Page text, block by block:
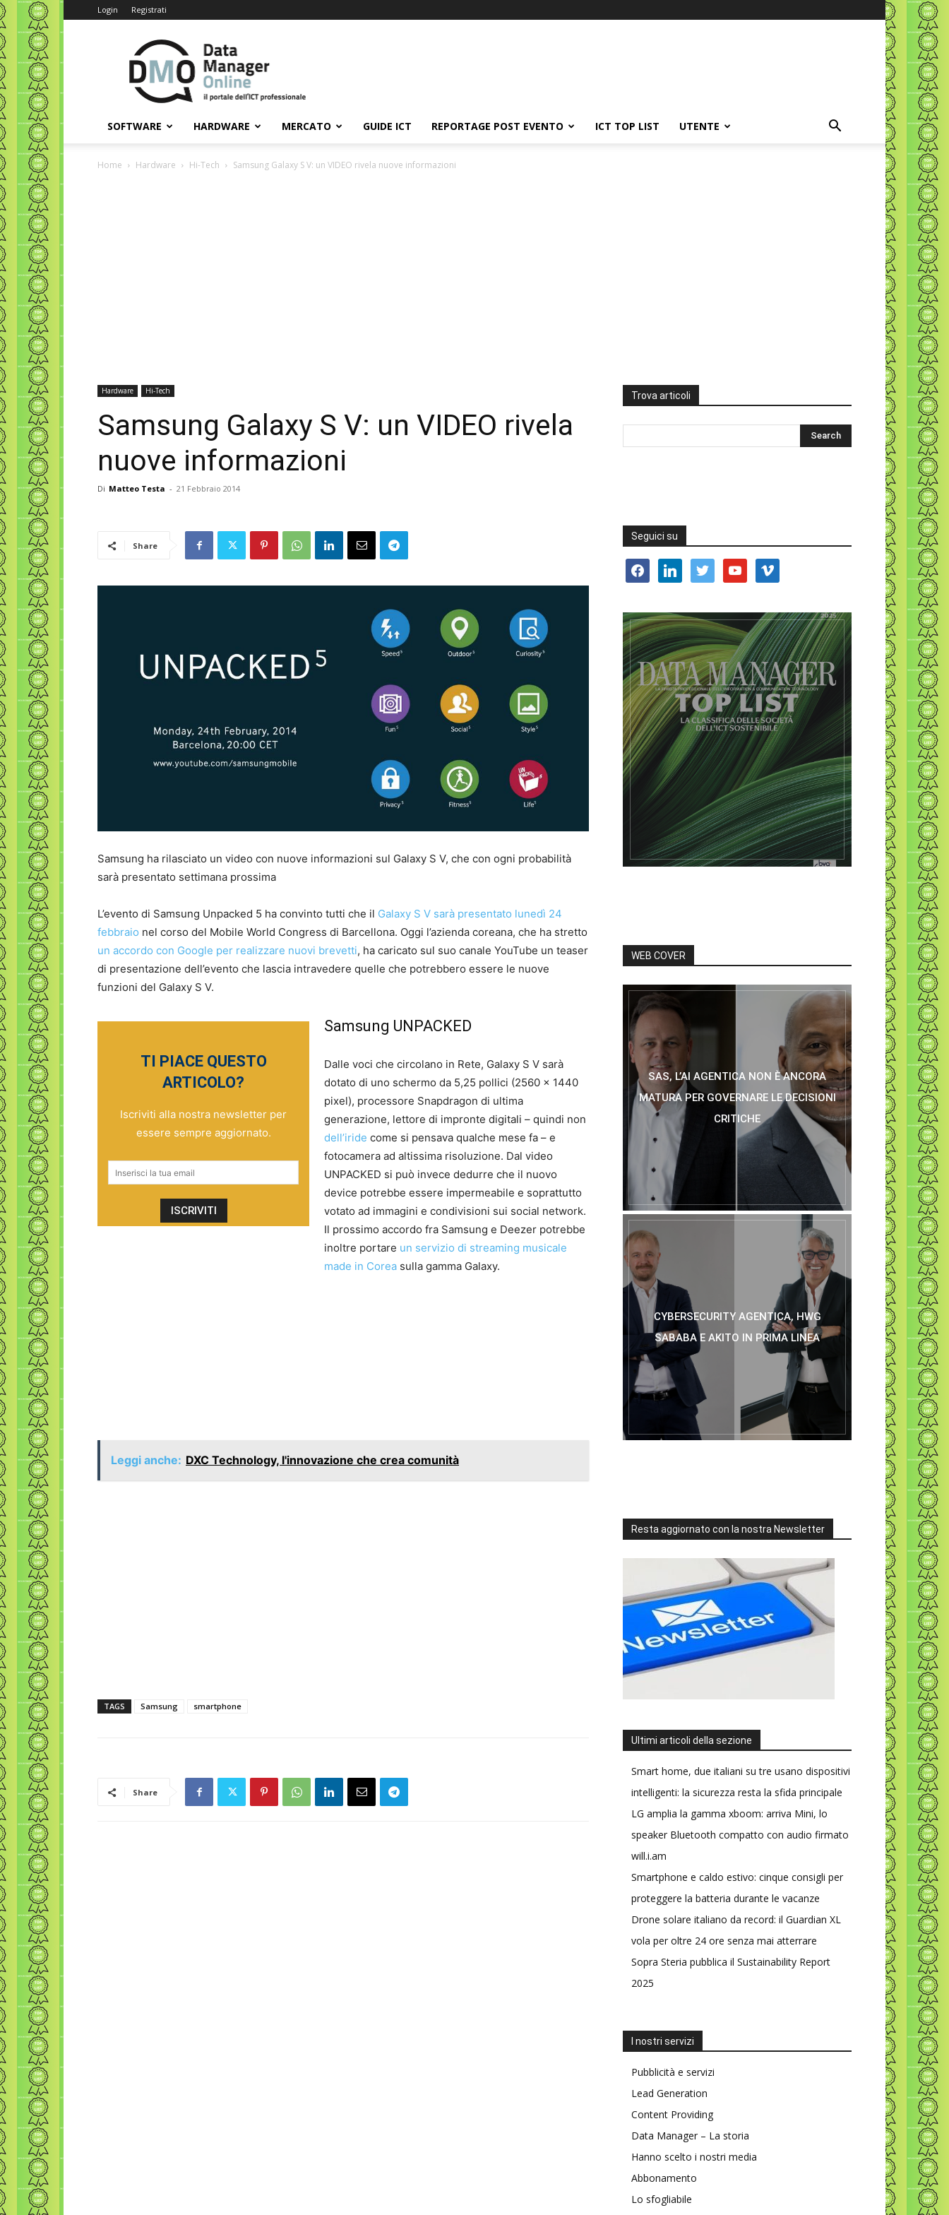
Login Registrati
Data
Manager
Online
SOFTWARE HARDWARE MERCATO GUIDE ICT REPORTAGE POST EVENTO ICT TOP LIST UTENTE
Home Hardware Hi-Tech Samsung Galaxy S V: un VIDEO rivela nuove informazioni
Hardware Hi-Tech
Samsung Galaxy S V: un VIDEO rivela
nuove informazioni
Di Matteo Testa - 21 Febbraio 2014
Share
Samsung ha rilasciato un video con nuove informazioni sul Galaxy S V, che con ogni probabilità
sarà presentato settimana prossima
L’evento di Samsung Unpacked 5 ha convinto tutti che il Galaxy S V sarà presentato lunedì 24
febbraio nel corso del Mobile World Congress di Barcellona. Oggi l’azienda coreana, che ha stretto
un accordo con Google per realizzare nuovi brevetti, ha caricato sul suo canale YouTube un teaser
di presentazione dell’evento che lascia intravedere quelle che potrebbero essere le nuove
funzioni del Galaxy S V.
TI PIACE QUESTO
ARTICOLO?
Iscriviti alla nostra newsletter per
essere sempre aggiornato.
Samsung UNPACKED
Dalle voci che circolano in Rete, Galaxy S V sarà
dotato di uno schermo da 5,25 pollici (2560 x 1440
pixel), processore Snapdragon di ultima
generazione, lettore di impronte digitali – quindi non
dell’iride come si pensava qualche mese fa – e
fotocamera ad altissima risoluzione. Dal video
UNPACKED si può invece dedurre che il nuovo
device potrebbe essere impermeabile e soprattutto
votato ad immagini e condivisioni sui social network.
Il prossimo accordo fra Samsung e Deezer potrebbe
inoltre portare un servizio di streaming musicale
made in Corea sulla gamma Galaxy.
Leggi anche: DXC Technology, l'innovazione che crea comunità
TAGS Samsung smartphone
Share
Trova articoli
Seguici su
facebooklinkedin twitter youtube vimeo
WEB COVER
SAS, L’AI AGENTICA NON È ANCORA
MATURA PER GOVERNARE LE DECISIONI
CRITICHE
CYBERSECURITY AGENTICA, HWG
SABABA E AKITO IN PRIMA LINEA
Resta aggiornato con la nostra Newsletter
Ultimi articoli della sezione
Smart home, due italiani su tre usano dispositivi
intelligenti: la sicurezza resta la sfida principale
LG amplia la gamma xboom: arriva Mini, lo
speaker Bluetooth compatto con audio firmato
will.i.am
Smartphone e caldo estivo: cinque consigli per
proteggere la batteria durante le vacanze
Drone solare italiano da record: il Guardian XL
vola per oltre 24 ore senza mai atterrare
Sopra Steria pubblica il Sustainability Report
2025
I nostri servizi
Pubblicità e servizi
Lead Generation
Content Providing
Data Manager – La storia
Hanno scelto i nostri media
Abbonamento
Lo sfogliabile